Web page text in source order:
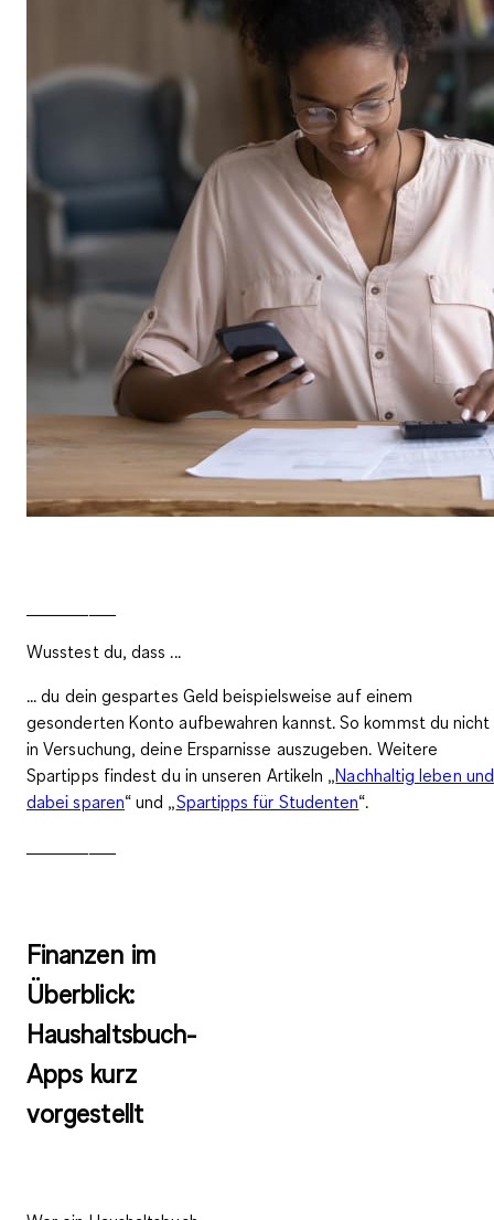
Wusstest du, dass ...
... du dein gespartes Geld beispielsweise auf einem
gesonderten Konto aufbewahren kannst. So kommst du nicht
in Versuchung, deine Ersparnisse auszugeben. Weitere
Spartipps findest du in unseren Artikeln „Nachhaltig leben und
dabei sparen“ und „Spartipps für Studenten“.
Finanzen im
Überblick:
Haushaltsbuch-
Apps kurz
vorgestellt